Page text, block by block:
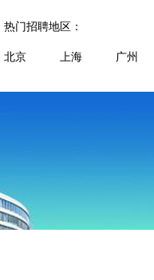
热门招聘地区：
北京 上海 广州